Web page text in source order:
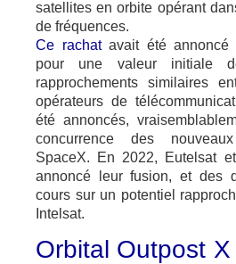
satellites en orbite opérant
de fréquences.
Ce rachatavait été annoncé
pour une valeur initiale
rapprochements similaires
opérateurs de
été annoncés,
concurrence des
SpaceX. En 2022, Eutelsat
annoncé leur fusion, et des
cours sur un potentiel
Intelsat.
Orbital Outpost